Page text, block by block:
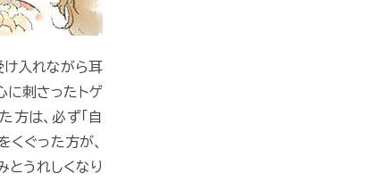
け入れながら耳
に刺さったトゲ
は、必ず「自
ぐった方が、
とうれしくなり